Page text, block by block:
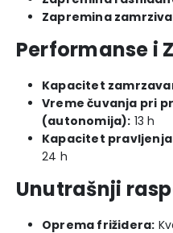
Zapremina
Performanse i
Kapacitet
Vreme čuvanja pri
(autonomija): 13 h
Kapacitet
24 h
Unutrašnji
Oprema frižidera: